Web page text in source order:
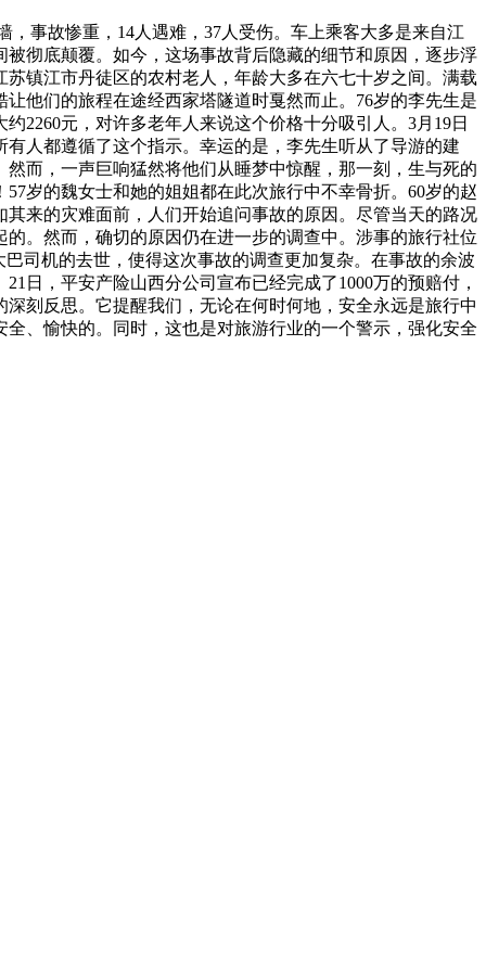
事故惨重，14人遇难，37人受伤。车上乘客大多是来自江
彻底颠覆。如今，这场事故背后隐藏的细节和原因，逐步浮
镇江市丹徒区的农村老人，年龄大多在六七十岁之间。满载
他们的旅程在途经西家塔隧道时戛然而止。76岁的李先生是
2260元，对许多老年人来说这个价格十分吸引人。3月19日
人都遵循了这个指示。幸运的是，李先生听从了导游的建
而，一声巨响猛然将他们从睡梦中惊醒，那一刻，生与死的
岁的魏女士和她的姐姐都在此次旅行中不幸骨折。60岁的赵
来的灾难面前，人们开始追问事故的原因。尽管当天的路况
。然而，确切的原因仍在进一步的调查中。涉事的旅行社位
司机的去世，使得这次事故的调查更加复杂。在事故的余波
日，平安产险山西分公司宣布已经完成了1000万的预赔付，
刻反思。它提醒我们，无论在何时何地，安全永远是旅行中
、愉快的。同时，这也是对旅游行业的一个警示，强化安全